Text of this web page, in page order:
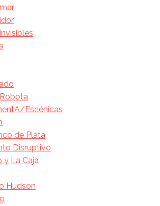
Escénicas
de Plata
Disruptivo
y La Caja
Hudson